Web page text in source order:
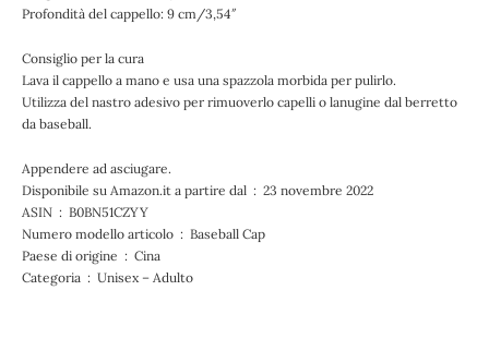
Profondità del cappello: 9 cm/3,54″
Consiglio per la cura
Lava il cappello a mano e usa una spazzola morbida per pulirlo.
Utilizza del nastro adesivo per rimuoverlo capelli o lanugine dal berretto
da baseball.
Appendere ad asciugare.
Disponibile su Amazon.it a partire dal ‏ : ‎ 23 novembre 2022
ASIN ‏ : ‎ B0BN51CZYY
Numero modello articolo ‏ : ‎ Baseball Cap
Paese di origine ‏ : ‎ Cina
Categoria ‏ : ‎ Unisex – Adulto